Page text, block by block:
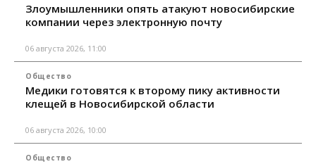
Злоумышленники опять атакуют новосибирские
компании через электронную почту
06 августа 2026, 11:00
Общество
Медики готовятся к второму пику активности
клещей в Новосибирской области
06 августа 2026, 10:00
Общество